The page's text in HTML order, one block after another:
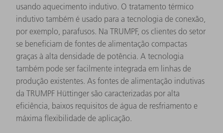
usando aquecimento indutivo. O tratamento térmico
indutivo também é usado para a tecnologia de conexão,
por exemplo, parafusos. Na TRUMPF, os clientes do setor
se beneficiam de fontes de alimentação compactas
graças à alta densidade de potência. A tecnologia
também pode ser facilmente integrada em linhas de
produção existentes. As fontes de alimentação indutivas
da TRUMPF Hüttinger são caracterizadas por alta
eficiência, baixos requisitos de água de resfriamento e
máxima flexibilidade de aplicação.